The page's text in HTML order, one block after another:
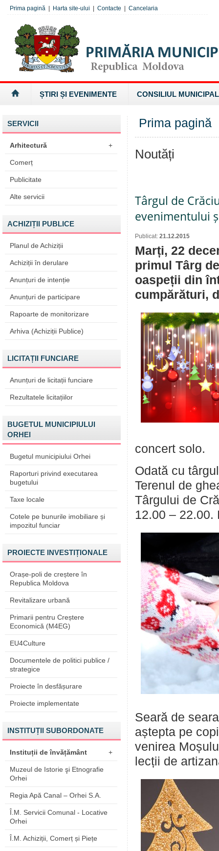
Prima pagină Harta site-ului Contacte Cancelaria
ȘTIRI ȘI EVENIMENTE CONSILIUL MUNICIPAL
SERVICII
Arhitectură +
Comerț
Publicitate
Alte servicii
ACHIZIȚII PUBLICE
Planul de Achiziții
Achiziții în derulare
Anunțuri de intenție
Anunțuri de participare
Rapoarte de monitorizare
Arhiva (Achiziții Publice)
LICITAȚII FUNCIARE
Anunțuri de licitații funciare
Rezultatele licitațiilor
BUGETUL MUNICIPIULUI
ORHEI
Bugetul municipiului Orhei
Raporturi privind executarea
bugetului
Taxe locale
Cotele pe bunurile imobiliare și
impozitul funciar
PROIECTE INVESTIȚIONALE
Orașe-poli de creștere în
Republica Moldova
Revitalizare urbană
Primarii pentru Creștere
Economică (M4EG)
EU4Culture
Documentele de politici publice /
strategice
Proiecte în desfășurare
Proiecte implementate
INSTITUȚII SUBORDONATE
Instituții de învățământ +
Muzeul de Istorie şi Etnografie
Orhei
Regia Apă Canal – Orhei S.A.
Î.M. Servicii Comunal - Locative
Orhei
Î.M. Achiziții, Comerț și Piețe
Prima pagină
Noutăți
Târgul de
evenimentului
Publicat: 21.12.2015
Marți, 22
primul Târg
oaspeții din
cumpărături,
concert solo.
Odată cu
Terenul de
Târgului de
12.00 – 22.00.
Seară de
aștepta pe
venirea
lecții de